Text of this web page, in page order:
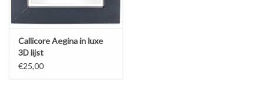
Callicore Aegina in luxe
3D lijst
€25,00